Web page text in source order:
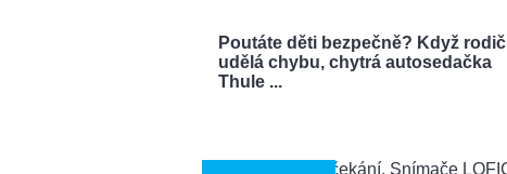
Poutáte děti bezpečně? Když rodič
udělá chybu, chytrá autosedačka
Thule ...